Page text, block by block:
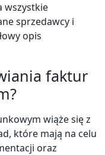
wszystkie
sprzedawcy i
opis
faktur
wiąże się z
które mają na celu
oraz